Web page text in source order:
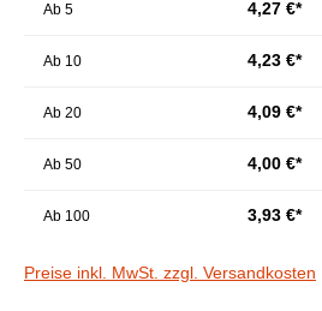
Ab 5 4,27 €*
Ab 10 4,23 €*
Ab 20 4,09 €*
Ab 50 4,00 €*
Ab 100 3,93 €*
Preise inkl. MwSt. zzgl. Versandkosten